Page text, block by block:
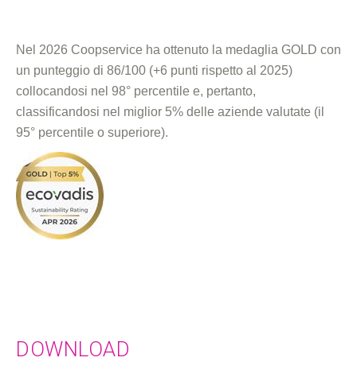
Nel 2026 Coopservice ha ottenuto la medaglia GOLD con
un punteggio di 86/100 (+6 punti rispetto al 2025)
collocandosi nel 98° percentile e, pertanto,
classificandosi nel miglior 5% delle aziende valutate (il
95° percentile o superiore).
DOWNLOAD